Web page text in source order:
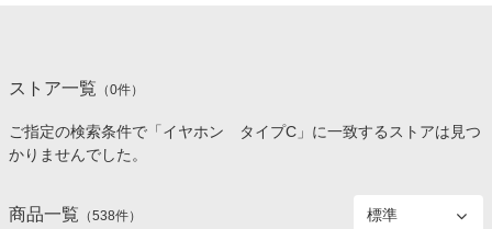
カテゴリー一覧
百貨店・総合ECモール
食品・スイーツ・お酒
イベント一覧
初回購入者限定特典
ストア一覧 （0件）
ご指定の検索条件で「イヤホン タイプC」に一致するストアは見つ
かりませんでした。
商品一覧 （538件）